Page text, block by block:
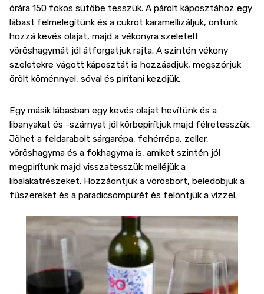
órára 150 fokos sütőbe tesszük. A párolt káposztához egy
lábast felmelegítünk és a cukrot karamellizáljuk, öntünk
hozzá kevés olajat, majd a vékonyra szeletelt
vöröshagymát jól átforgatjuk rajta. A szintén vékony
szeletekre vágott káposztát is hozzáadjuk, megszórjuk
őrölt köménnyel, sóval és pirítani kezdjük.
Egy másik lábasban egy kevés olajat hevítünk és a
libanyakat és -szárnyat jól körbepirítjuk majd félretesszük.
Jöhet a feldarabolt sárgarépa, fehérrépa, zeller,
vöröshagyma és a fokhagyma is, amiket szintén jól
megpirítunk majd visszatesszük melléjük a
libalakatrészeket. Hozzáöntjük a vörösbort, beledobjuk a
fűszereket és a paradicsompürét és felöntjük a vízzel.